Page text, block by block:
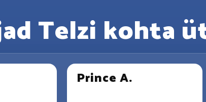
Telzi kohta
Prince A.